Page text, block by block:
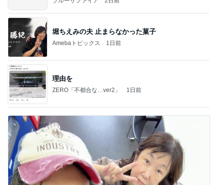
堀ちえみの夫 止まらなかった菓子
Amebaトピックス 1日前
理由を
ZERO「不都合な…ver2」 1日前